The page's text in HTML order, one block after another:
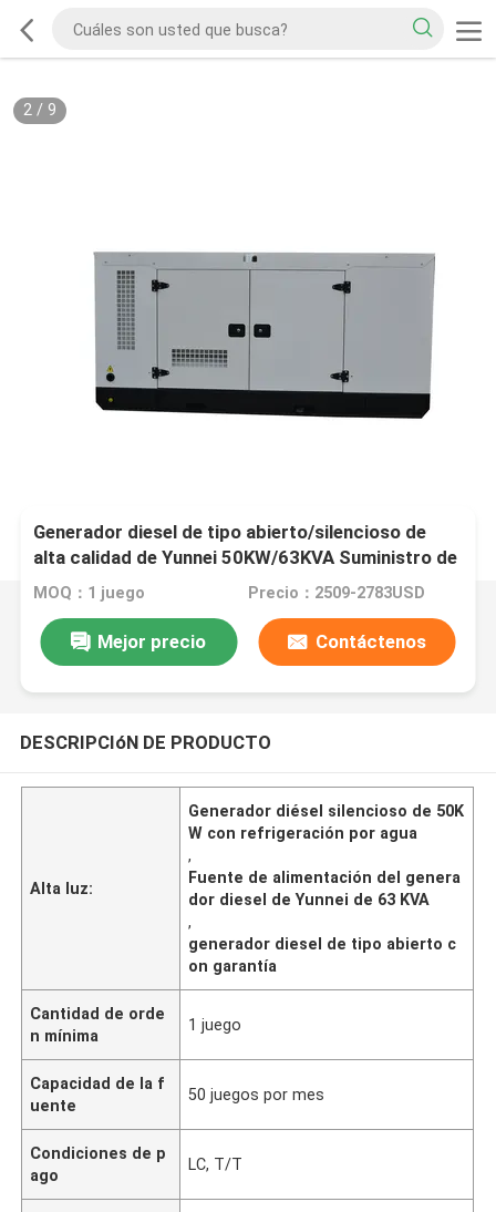
2/ 9
Generador diesel de tipo abierto/silencioso de
alta calidad de Yunnei 50KW/63KVA Suministro de
energía Refrigeración de agua
MOQ：1 juego Precio：2509-2783USD
Mejor precio Contáctenos
DESCRIPCIóN DE PRODUCTO
Alta luz:
Generador diésel silencioso de 50K
W con refrigeración por agua
,
Fuente de alimentación del genera
dor diesel de Yunnei de 63 KVA
,
generador diesel de tipo abierto c
on garantía
Cantidad de orde
n mínima
1 juego
Capacidad de la f
uente
50 juegos por mes
Condiciones de p
ago
LC, T/T